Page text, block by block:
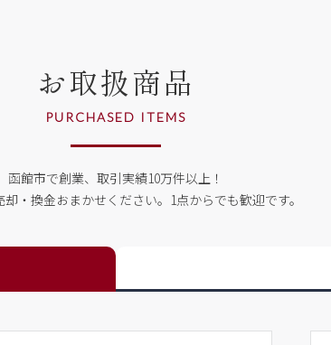
お取扱商品
PURCHASED ITEMS
函館市で創業、取引実績10万件以上！
・換金おまかせください。 1点からでも歓迎です。